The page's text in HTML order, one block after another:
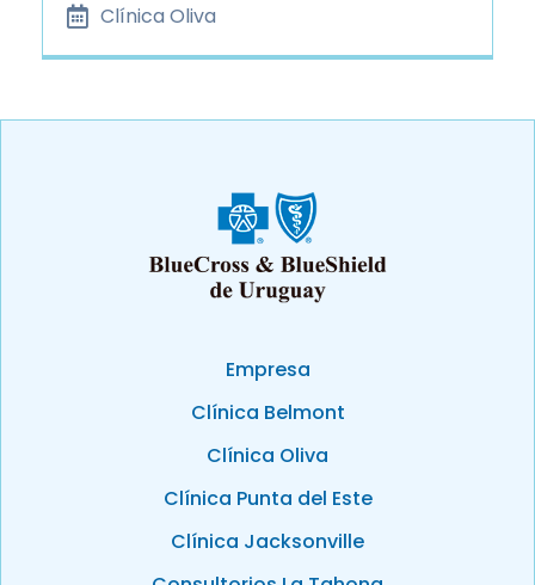
Clínica Oliva
Empresa
Clínica Belmont
Clínica Oliva
Clínica Punta del Este
Clínica Jacksonville